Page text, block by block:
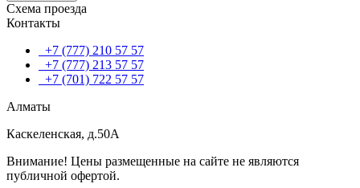
Схема проезда
Контакты
+7 (777) 210 57 57
+7 (777) 213 57 57
+7 (701) 722 57 57
Алматы
Каскеленская, д.50А
Внимание! Цены размещенные на сайте не являются
публичной офертой.